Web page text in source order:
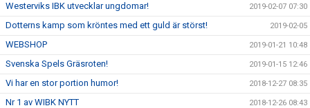
Westerviks IBK utvecklar ungdomar! 2019-02-07 07:30
Dotterns kamp som kröntes med ett guld är störst! 2019-02-05
WEBSHOP 2019-01-21 10:48
Svenska Spels Gräsroten! 2019-01-15 12:46
Vi har en stor portion humor! 2018-12-27 08:35
Nr 1 av WIBK NYTT 2018-12-26 08:43